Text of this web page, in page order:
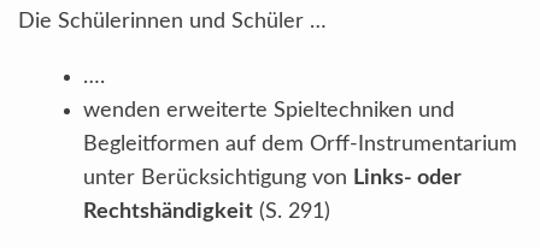
Die Schülerinnen und Schüler …
….
wenden erweiterte Spieltechniken und
Begleitformen auf dem Orff-Instrumentarium
unter Berücksichtigung von Links- oder
Rechtshändigkeit (S. 291)